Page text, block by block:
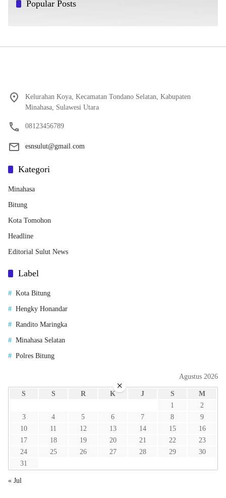
Popular Posts
Kelurahan Koya, Kecamatan Tondano Selatan, Kabupaten
Minahasa, Sulawesi Utara
08123456789
esnsulut@gmail.com
Kategori
Minahasa
Bitung
Kota Tomohon
Headline
Editorial Sulut News
Label
Kota Bitung
Hengky Honandar
Randito Maringka
Minahasa Selatan
Polres Bitung
Agustus 2026
S S R K J S
M
1
2
3
4 5 6 7 8
9
10
11 12 13 14 15
16
17
18 19 20 21 22
23
24
25 26 27 28 29
30
31
« Jul
×